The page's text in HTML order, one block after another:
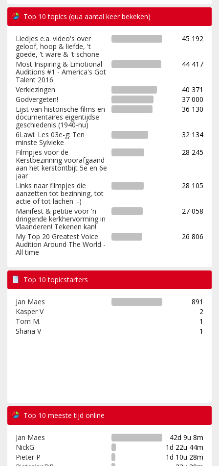
Top 10 topics (qua aantal keer bekeken)
Liedjes e.a. video's over
geloof, hoop & liefde, 't
goede, 't ware & 't schone
45 192
Most Inspiring & Emotional
Auditions #1 - America's Got
Talent 2016
44 417
Verkiezingen
40 371
Godvergeten!
37 000
Lijst van historische films en
documentaires eigentijdse
geschiedenis (1940-nu)
36 130
6Lawi: Les 03e-g: Ten
minste Sylvieke
32 134
Filmpjes voor de
Kerstbezinning voorafgaand
aan het kerstontbijt 5e en 6e
jaar
28 245
Links naar filmpjes die
aanzetten tot bezinning, tot
actie of tot lachen :-)
28 105
Manifest & petitie voor 'n
dringende kerkhervorming in
Vlaanderen! Tekenen kan!
27 058
My Top 20 Greatest Voice
Audition Around The World -
All time
26 806
Top 10 topicstarters
Jan Maes
891
Kasper V
2
Tom M.
1
Shana V
1
Top 10 meeste tijd online
Jan Maes
42d 9u 8m
NickG
1d 22u 44m
Pieter P
1d 10u 28m